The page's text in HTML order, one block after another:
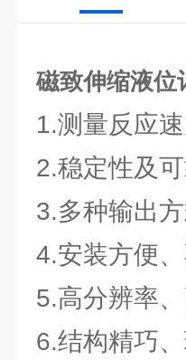
磁致伸缩液位
1.测量反应
2.稳定性及
3.多种输出
4.安装方便
5.高分辨率
6.结构精巧